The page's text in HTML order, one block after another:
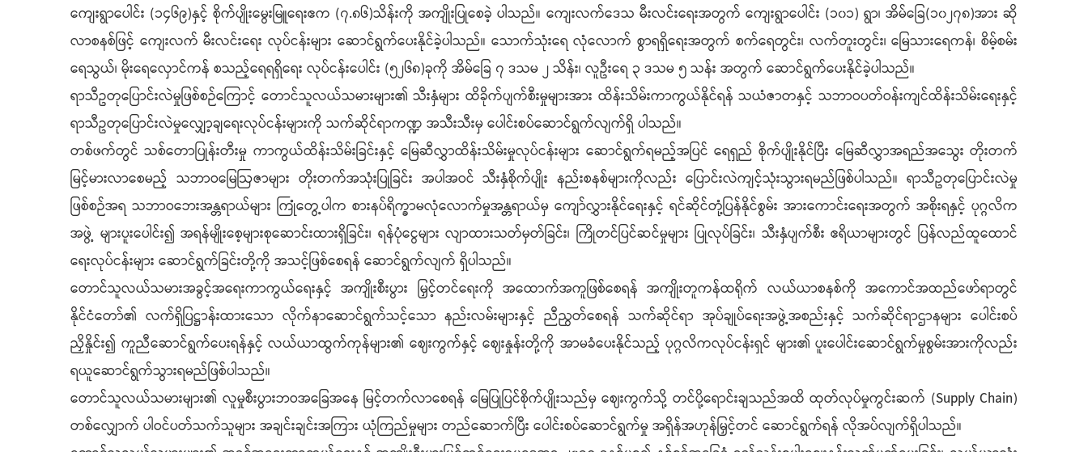
ကျေးရွာပေါင်း (၁၄၆၉)နှင့် စိုက်ပျိုးမွေးမြူရေးဧက (၇.၈၆)သိန်းကို အကျိုးပြုစေခဲ့ ပါသည်။ ကျေးလက်ဒေသ မီးလင်းရေးအတွက် ကျေးရွာပေါင်း (၁၀၁) ရွာ၊ အိမ်ခြေ(၁၀၂၇၈)အား ဆို
လာစနစ်ဖြင့် ကျေးလက် မီးလင်းရေး လုပ်ငန်းများ ဆောင်ရွက်ပေးနိုင်ခဲ့ပါသည်။ သောက်သုံးရေ လုံလောက် စွာရရှိရေးအတွက် စက်ရေတွင်း၊ လက်တူးတွင်း၊ မြေသားရေကန်၊ စိမ့်စမ်း
ရေသွယ်၊ မိုးရေလှောင်ကန် စသည့်ရေရရှိရေး လုပ်ငန်းပေါင်း (၅၂၆၈)ခုကို အိမ်ခြေ ၇ ဒသမ ၂ သိန်း၊ လူဦးရေ ၃ ဒသမ ၅ သန်း အတွက် ဆောင်ရွက်ပေးနိုင်ခဲ့ပါသည်။
ရာသီဥတုပြောင်းလဲမှုဖြစ်စဉ်ကြောင့် တောင်သူလယ်သမားများ၏ သီးနှံများ ထိခိုက်ပျက်စီးမှုများအား ထိန်းသိမ်းကာကွယ်နိုင်ရန် သယံဇာတနှင့် သဘာဝပတ်ဝန်းကျင်ထိန်းသိမ်းရေးနှင့်
ရာသီဥတုပြောင်းလဲမှုလျှော့ချရေးလုပ်ငန်းများကို သက်ဆိုင်ရာကဏ္ဍ အသီးသီးမှ ပေါင်းစပ်ဆောင်ရွက်လျက်ရှိ ပါသည်။
တစ်ဖက်တွင် သစ်တောပြုန်းတီးမှု ကာကွယ်ထိန်းသိမ်းခြင်းနှင့် မြေဆီလွှာထိန်းသိမ်းမှုလုပ်ငန်းများ ဆောင်ရွက်ရမည့်အပြင် ရေရှည် စိုက်ပျိုးနိုင်ပြီး မြေဆီလွှာအရည်အသွေး တိုးတက်
မြင့်မားလာစေမည့် သဘာဝမြေဩဇာများ တိုးတက်အသုံးပြုခြင်း အပါအဝင် သီးနှံစိုက်ပျိုး နည်းစနစ်များကိုလည်း ပြောင်းလဲကျင့်သုံးသွားရမည်ဖြစ်ပါသည်။ ရာသီဥတုပြောင်းလဲမှု
ဖြစ်စဉ်အရ သဘာဝဘေးအန္တရာယ်များ ကြုံတွေ့ပါက စားနပ်ရိက္ခာမလုံလောက်မှုအန္တရာယ်မှ ကျော်လွှားနိုင်ရေးနှင့် ရင်ဆိုင်တုံ့ပြန်နိုင်စွမ်း အားကောင်းရေးအတွက် အစိုးရနှင့် ပုဂ္ဂလိက
အဖွဲ့ များပူးပေါင်း၍ အရန်မျိုးစေ့များစုဆောင်းထားရှိခြင်း၊ ရန်ပုံငွေများ လျာထားသတ်မှတ်ခြင်း၊ ကြိုတင်ပြင်ဆင်မှုများ ပြုလုပ်ခြင်း၊ သီးနှံပျက်စီး ဧရိယာများတွင် ပြန်လည်ထူထောင်
ရေးလုပ်ငန်းများ ဆောင်ရွက်ခြင်းတို့ကို အသင့်ဖြစ်စေရန် ဆောင်ရွက်လျက် ရှိပါသည်။
တောင်သူလယ်သမားအခွင့်အရေးကာကွယ်ရေးနှင့် အကျိုးစီးပွား မြှင့်တင်ရေးကို အထောက်အကူဖြစ်စေရန် အကျိုးတူကန်ထရိုက် လယ်ယာစနစ်ကို အကောင်အထည်ဖော်ရာတွင်
နိုင်ငံတော်၏ လက်ရှိပြဋ္ဌာန်းထားသော လိုက်နာဆောင်ရွက်သင့်သော နည်းလမ်းများနှင့် ညီညွတ်စေရန် သက်ဆိုင်ရာ အုပ်ချုပ်ရေးအဖွဲ့အစည်းနှင့် သက်ဆိုင်ရာဌာနများ ပေါင်းစပ်
ညှိနှိုင်း၍ ကူညီဆောင်ရွက်ပေးရန်နှင့် လယ်ယာထွက်ကုန်များ၏ ဈေးကွက်နှင့် ဈေးနှုန်းတို့ကို အာမခံပေးနိုင်သည့် ပုဂ္ဂလိကလုပ်ငန်းရှင် များ၏ ပူးပေါင်းဆောင်ရွက်မှုစွမ်းအားကိုလည်း
ရယူဆောင်ရွက်သွားရမည်ဖြစ်ပါသည်။
တောင်သူလယ်သမားများ၏ လူမှုစီးပွားဘဝအခြေအနေ မြင့်တက်လာစေရန် မြေပြုပြင်စိုက်ပျိုးသည်မှ ဈေးကွက်သို့ တင်ပို့ရောင်းချသည်အထိ ထုတ်လုပ်မှုကွင်းဆက် (Supply Chain)
တစ်လျှောက် ပါဝင်ပတ်သက်သူများ အချင်းချင်းအကြား ယုံကြည်မှုများ တည်ဆောက်ပြီး ပေါင်းစပ်ဆောင်ရွက်မှု အရှိန်အဟုန်မြှင့်တင် ဆောင်ရွက်ရန် လိုအပ်လျက်ရှိပါသည်။